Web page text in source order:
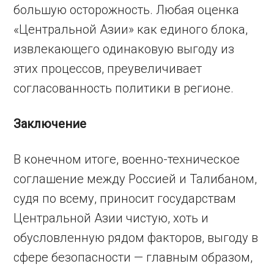
большую осторожность. Любая оценка
«Центральной Азии» как единого блока,
извлекающего одинаковую выгоду из
этих процессов, преувеличивает
согласованность политики в регионе.
Заключение
В конечном итоге, военно-техническое
соглашение между Россией и Талибаном,
судя по всему, приносит государствам
Центральной Азии чистую, хоть и
обусловленную рядом факторов, выгоду в
сфере безопасности — главным образом,